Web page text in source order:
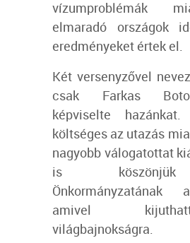
vízumproblémák
elmaradó országok
eredményeket értek el.
Két versenyzővel
csak Farkas
képviselte
költséges az utazás
nagyobb válogatottat
is
Önkormányzatának
amivel
világbajnokságra.